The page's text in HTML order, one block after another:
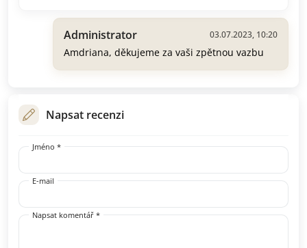
Administrator 03.07.2023, 10:20
Amdriana, děkujeme za vaši zpětnou vazbu
Napsat recenzi
Jméno *
E-mail
Napsat komentář *